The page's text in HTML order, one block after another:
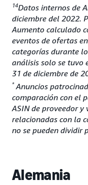
14Datos internos de
diciembre del 2022.
Aumento calculado
eventos de ofertas
categorías durante
análisis solo se tuvo
31 de diciembre de
*Anuncios
comparación con el
ASIN de proveedor
relacionadas con la
no se pueden dividir
Alemania